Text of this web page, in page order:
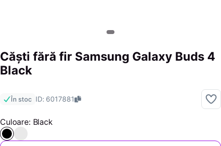
Căști fără fir Samsung Galaxy Buds 4
Black
În stoc ID: 6017881
Culoare: Black